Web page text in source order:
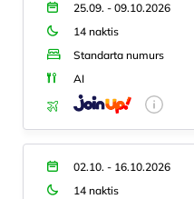
25.09. - 09.10.2026
14 naktis
Standarta numurs
AI
02.10. - 16.10.2026
14 naktis